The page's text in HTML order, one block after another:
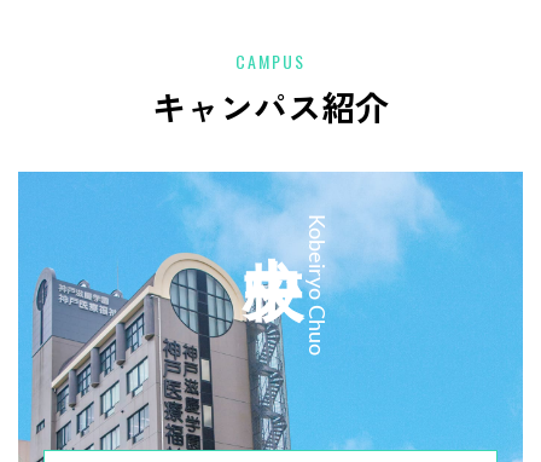
CAMPUS
キャンパス紹介
Kobeiryo Chuo